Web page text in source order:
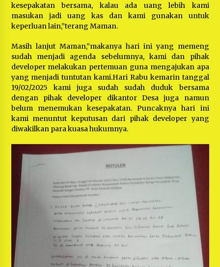
kesepakatan bersama, kalau ada uang lebih kami
masukan jadi uang kas dan kami gunakan untuk
keperluan lain,”terang Maman.
Masih lanjut Maman,”makanya hari ini yang memeng
sudah menjadi agenda sebelumnya, kami dan pihak
developer melakukan pertemuan guna mengajukan apa
yang menjadi tuntutan kami.Hari Rabu kemarin tanggal
19/02/2025 kami juga sudah sudah duduk bersama
dengan pihak developer dikantor Desa juga namun
belum menemukan kesepakatan. Puncaknya hari ini
kami menuntut keputusan dari pihak developer yang
diwakilkan para kuasa hukumnya.